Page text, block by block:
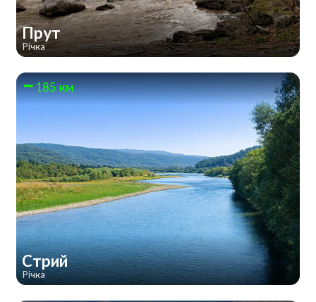
Прут
Річка
185 км
Стрий
Річка